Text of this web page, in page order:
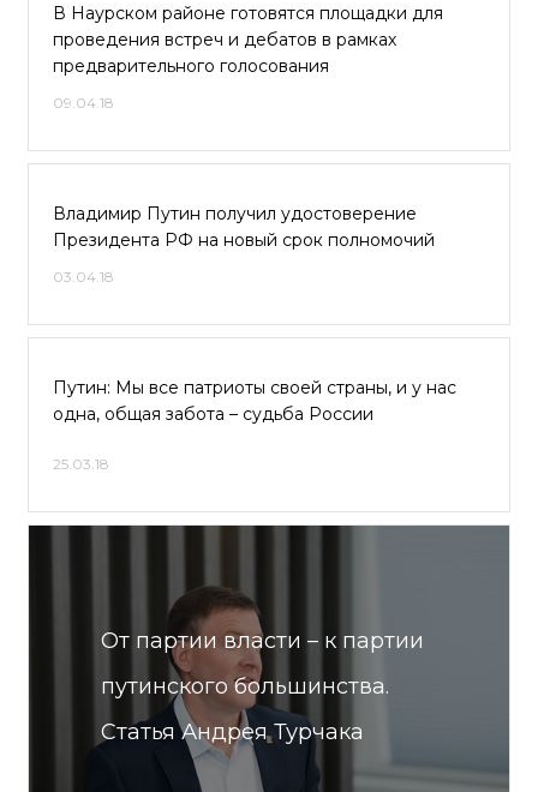
В Наурском районе готовятся площадки для
проведения встреч и дебатов в рамках
предварительного голосования
09.04.18
Владимир Путин получил удостоверение
Президента РФ на новый срок полномочий
03.04.18
Путин: Мы все патриоты своей страны, и у нас
одна, общая забота – судьба России
25.03.18
От партии власти – к партии
путинского большинства.
Статья Андрея Турчака